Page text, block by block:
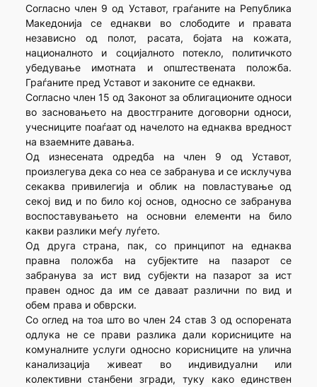
Согласно член 9 од Уставот, граѓаните на Република
Македонија се еднакви во слободите и правата
независно од полот, расата, бојата на кожата,
националното и социјалното потекло, политичкото
убедување имотната и општествената положба.
Граѓаните пред Уставот и законите се еднакви.
Согласно член 15 од Законот за облигационите односи
во засновањето на двостграните договорни односи,
учесниците поаѓаат од начелото на еднаква вредност
на взаемните давања.
Од изнесената одредба на член 9 од Уставот,
произлегува дека со неа се забранува и се исклучува
секаква привилегија и облик на повластување од
секој вид и по било кој основ, односно се забранува
воспоставувањето на основни елементи на било
какви разлики меѓу луѓето.
Од друга страна, пак, со принципот на еднаква
правна положба на субјектите на пазарот се
забранува за ист вид субјекти на пазарот за ист
правен однос да им се даваат различни по вид и
обем права и обврски.
Со оглед на тоа што во член 24 став 3 од оспорената
одлука не се прави разлика дали корисниците на
комуналните услуги односно корисниците на улична
канализација живеат во индивидуални или
колективни станбени згради, туку како единствен